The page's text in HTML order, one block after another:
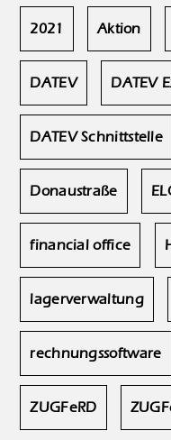
2021 Aktion
DATEV DATEV
DATEV Schnittstelle
Donaustraße
financial office
lagerverwaltung
rechnungssoftware
ZUGFeRD